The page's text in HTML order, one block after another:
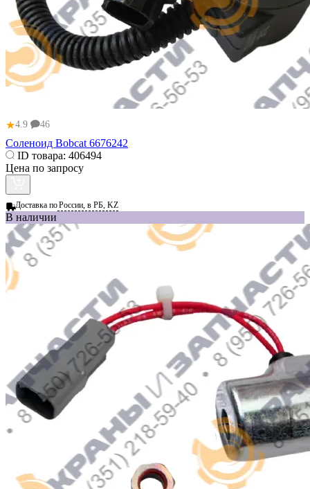
★4.9 46
Соленоид Bobcat 6676242
ID товара: 406494
Цена по запросу
Доставка поРоссии, в РБ, KZ
В наличии